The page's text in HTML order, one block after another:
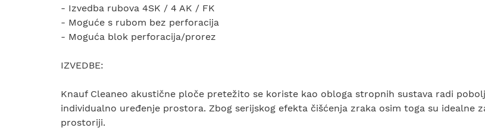
- Izvedba rubova 4SK / 4 AK / FK
- Moguće s rubom bez perforacija
- Moguća blok perforacija/prorez
IZVEDBE:
Knauf Cleaneo akustične ploče pretežito se koriste kao obloga stropnih sustava radi
individualno uređenje prostora. Zbog serijskog efekta čišćenja zraka osim toga su idealne
prostoriji.